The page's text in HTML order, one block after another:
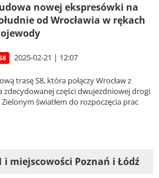
nowej ekspresówki na
od Wrocławia w rękach
2025-02-21 | 12:07
trasę S8, która połączy Wrocław z
zdecydowanej części dwujezdniowej drogi
światłem do rozpoczęcia prac
i miejscowości Poznań i Łódź